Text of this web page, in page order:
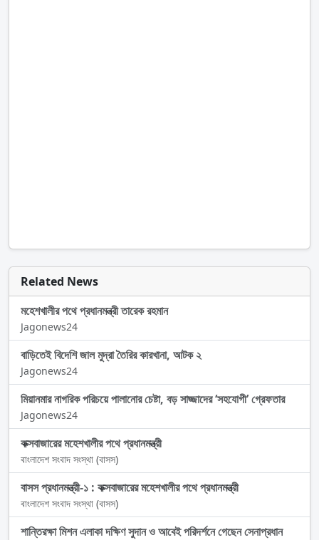
Related News
মহেশখালীর পথে প্রধানমন্ত্রী তারেক রহমান
Jagonews24
বাড়িতেই বিদেশি জাল মুদ্রা তৈরির কারখানা, আটক ২
Jagonews24
মিয়ানমার নাগরিক পরিচয়ে পালানোর চেষ্টা, বড় সাজ্জাদের ‘সহযোগী’ গ্রেফতার
Jagonews24
কক্সবাজারের মহেশখালীর পথে প্রধানমন্ত্রী
বাংলাদেশ সংবাদ সংস্থা (বাসস)
বাসস প্রধানমন্ত্রী-১ : কক্সবাজারের মহেশখালীর পথে প্রধানমন্ত্রী
বাংলাদেশ সংবাদ সংস্থা (বাসস)
শান্তিরক্ষা মিশন এলাকা দক্ষিণ সুদান ও আবেই পরিদর্শনে গেছেন সেনাপ্রধান